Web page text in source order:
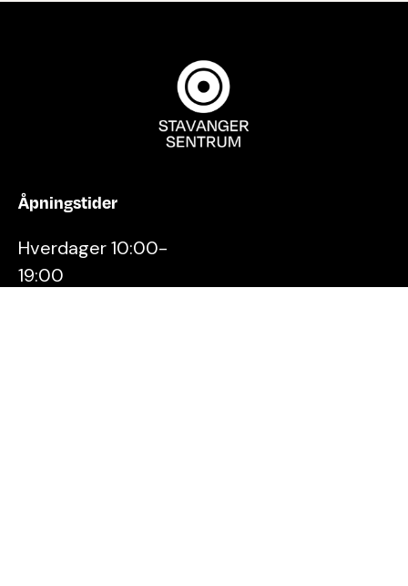
Åpningstider
Hverdager 10:00-
19:00